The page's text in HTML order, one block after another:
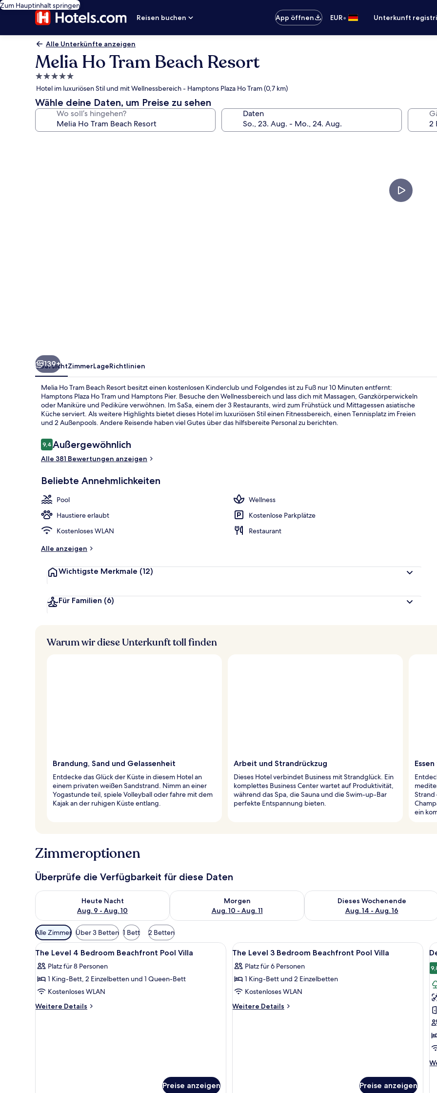
Zum Hauptinhalt springen
Reisen buchen
App öffnen EUR• Unterkunft
Alle Unterkünfte anzeigen
Melia Ho Tram Beach Resort
5.0-
Sterne-
Unterkunft
Hotel im luxuriösen Stil und mit Wellnessbereich - Hamptons Plaza Ho Tram (0,7 km)
Wähle deine Daten, um Preise zu sehen
Wo soll’s hingehen? Daten
The Level
139+
ÜbersichtZimmerLageRichtlinien
Melia Ho Tram Beach Resort besitzt einen kostenlosen Kinderclub und Folgendes ist zu Fuß nur 10 Minuten entfernt:
Hamptons Plaza Ho Tram und Hamptons Pier. Besuche den Wellnessbereich und lass dich mit Massagen, Ganzkörperwickeln
oder Maniküre und Pediküre verwöhnen. Im SaSa, einem der 3 Restaurants, wird zum Frühstück und Mittagessen asiatische
Küche serviert. Als weitere Highlights bietet dieses Hotel im luxuriösen Stil einen Fitnessbereich, einen Tennisplatz im Freien
und 2 Außenpools. Andere Reisende haben viel Gutes über das hilfsbereite Personal zu berichten.
Bewertungen
9,49,4 von 10.
Außergewöhnlich
Alle 381 Bewertungen anzeigen
Beliebte Annehmlichkeiten
Pool
Wellness
Haustiere erlaubt
Kostenlose Parkplätze
Kostenloses WLAN
Restaurant
Alle anzeigen
Wichtigste Merkmale (12)
Für Familien (6)
Warum wir diese Unterkunft toll finden
Brandung, Sand und Gelassenheit
Entdecke das Glück der Küste in diesem Hotel an
einem privaten weißen Sandstrand. Nimm an einer
Yogastunde teil, spiele Volleyball oder fahre mit dem
Kajak an der ruhigen Küste entlang.
Arbeit und Strandrückzug
Dieses Hotel verbindet Business mit Strandglück. Ein
komplettes Business Center wartet auf Produktivität,
während das Spa, die Sauna und die Swim-up-Bar
perfekte Entspannung bieten.
Strand
ein
Zimmeroptionen
Überprüfe die Verfügbarkeit für diese Daten
Heute Nacht
Aug. 9 - Aug. 10
Überprüfe die Verfügbarkeit für heute Nacht, Aug. 9 - Aug. 10.
Morgen
Aug. 10 - Aug. 11
Überprüfe die Verfügbarkeit für morgen, Aug. 10 - Aug. 11.
Dieses Wochenende
Aug. 14 - Aug. 16
Überprüfe die Verfügbarkeit für
Verfügbare
Filter
für
Alle Zimmer Über 3 Betten 1 Bett 2 Betten
Alle
Fotos
für
The
Level
4
Ein modernes Hotelzimmer mit einem großen Bett, einem Schreibtisch, einem Sessel, einer Bank, einem
10
The Level 4 Bedroom Beachfront Pool Villa
Platz für 8 Personen
1 King-Bett, 2 Einzelbetten und 1 Queen-Bett
Kostenloses WLAN
Weitere Details
Weitere
Preise anzeigen
Alle
Fotos
für
The
Level
3
Ein modernes Hotelzimmer mit
12
The Level 3 Bedroom Beachfront Pool Villa
Platz für 6 Personen
1 King-Bett und 2 Einzelbetten
Kostenloses WLAN
Weitere Details
Weitere
Preise anzeigen